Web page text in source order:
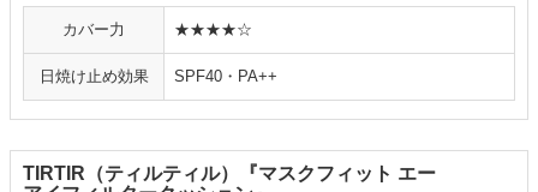
カバー力 ★★★★☆
日焼け止め効果 SPF40・PA++
TIRTIR（ティルティル）『マスクフィット エー